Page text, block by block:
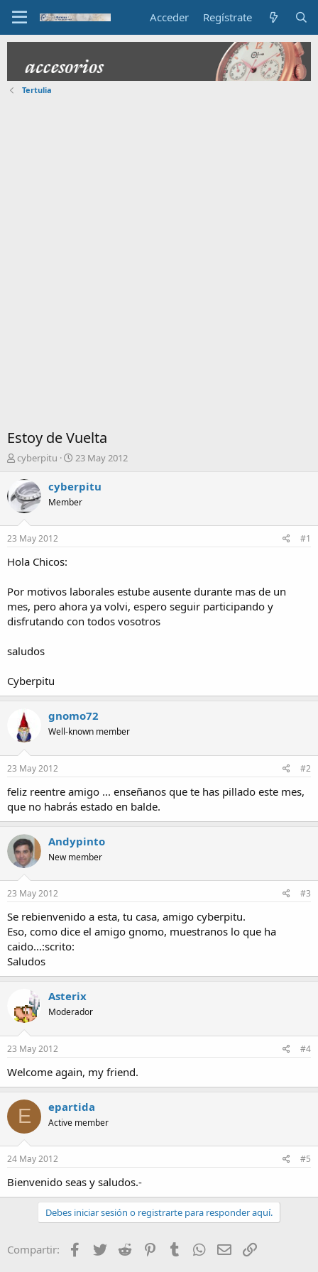
Acceder Regístrate
Tertulia
Estoy de Vuelta
I
c
i
d
r
l
t
e
a
cyberpitu
F
c
h
a
i
o
23 May 2012
cyberpitu
Member
23 May 2012 #1
Hola Chicos:
Por motivos laborales estube ausente durante mas de un
mes, pero ahora ya volvi, espero seguir participando y
disfrutando con todos vosotros
saludos
Cyberpitu
gnomo72
Well-known member
23 May 2012 #2
feliz reentre amigo ... enseñanos que te has pillado este mes,
que no habrás estado en balde.
Andypinto
New member
23 May 2012 #3
Se rebienvenido a esta, tu casa, amigo cyberpitu.
Eso, como dice el amigo gnomo, muestranos lo que ha
caido...:scrito:
Saludos
Asterix
Moderador
23 May 2012 #4
Welcome again, my friend.
E epartida
Active member
24 May 2012 #5
Bienvenido seas y saludos.-
Debes iniciar sesión o registrarte para responder aquí.
Compartir: Facebook
Twitter Reddit PinterestTumblrWhatsApp
Email